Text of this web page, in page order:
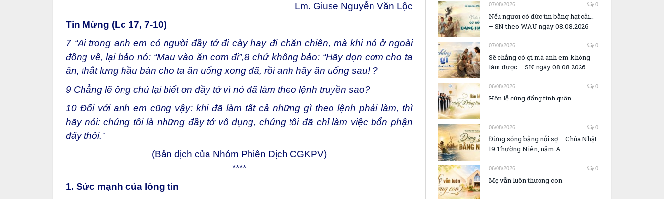
Lm. Giuse Nguyễn Văn Lộc
Tin Mừng (Lc 17, 7-10)
7 “Ai trong anh em có người đầy tớ đi cày hay đi chăn chiên, mà khi nó ở ngoài
đồng về, lại bảo nó: “Mau vào ăn cơm đi”,8 chứ không bảo: “Hãy dọn cơm cho ta
ăn, thắt lưng hầu bàn cho ta ăn uống xong đã, rồi anh hãy ăn uống sau! ?
9 Chẳng lẽ ông chủ lại biết ơn đầy tớ vì nó đã làm theo lệnh truyền sao?
10 Đối với anh em cũng vậy: khi đã làm tất cả những gì theo lệnh phải làm, thì
hãy nói: chúng tôi là những đầy tớ vô dụng, chúng tôi đã chỉ làm việc bổn phận
đấy thôi.”
(Bản dịch của Nhóm Phiên Dịch CGKPV)
****
1. Sức mạnh của lòng tin
07/08/2026 0
Nếu ngươi có đức tin bằng hạt cải…
– SN theo WAU ngày 08.08.2026
07/08/2026 0
Sẽ chẳng có gì mà anh em không
làm được – SN ngày 08.08.2026
06/08/2026 0
Hôn lễ cùng đấng tình quân
06/08/2026 0
Đừng sống bằng nỗi sợ – Chúa Nhật
19 Thường Niên, năm A
06/08/2026 0
Mẹ vẫn luôn thương con